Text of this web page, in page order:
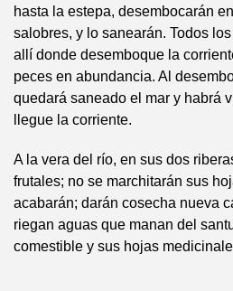
hasta la estepa, desembocarán
salobres, y lo sanearán. Todos
allí donde desemboque la
peces en abundancia. Al
quedará saneado el mar y habrá
llegue la corriente.
A la vera del río, en sus dos
frutales; no se marchitarán sus
acabarán; darán cosecha nueva
riegan aguas que manan del
comestible y sus hojas